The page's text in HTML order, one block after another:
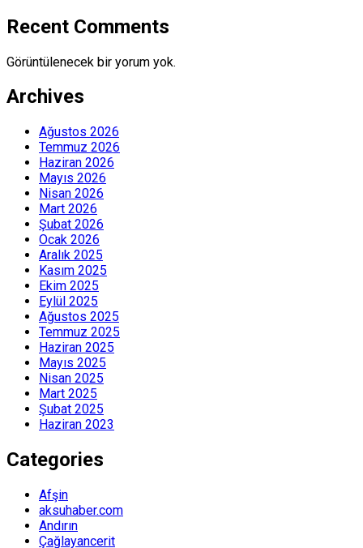
Recent Comments
Görüntülenecek bir yorum yok.
Archives
Ağustos 2026
Temmuz 2026
Haziran 2026
Mayıs 2026
Nisan 2026
Mart 2026
Şubat 2026
Ocak 2026
Aralık 2025
Kasım 2025
Ekim 2025
Eylül 2025
Ağustos 2025
Temmuz 2025
Haziran 2025
Mayıs 2025
Nisan 2025
Mart 2025
Şubat 2025
Haziran 2023
Categories
Afşin
aksuhaber.com
Andırın
Çağlayancerit